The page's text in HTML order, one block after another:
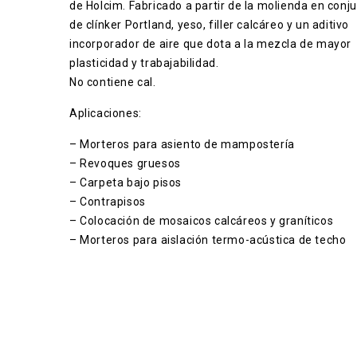
de Holcim. Fabricado a partir de la molienda en
de clínker Portland, yeso, filler calcáreo y un aditivo
incorporador de aire que dota a la mezcla de mayor
plasticidad y trabajabilidad.
No contiene cal.
Aplicaciones:
– Morteros para asiento de mampostería
– Revoques gruesos
– Carpeta bajo pisos
– Contrapisos
– Colocación de mosaicos calcáreos y graníticos
– Morteros para aislación termo-acústica de techo